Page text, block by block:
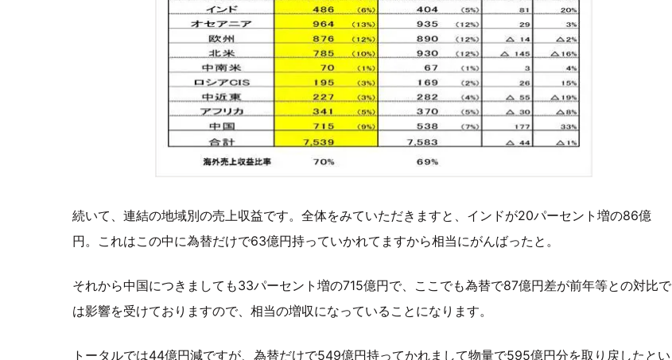
続いて、連結の地域別の売上収益です。全体をみていただきますと、インドが20パーセント増の86億
円。これはこの中に為替だけで63億円持っていかれてますから相当にがんばったと。
それから中国につきましても33パーセント増の715億円で、ここでも為替で87億円差が前年等との対比で
は影響を受けておりますので、相当の増収になっていることになります。
トータルでは44億円減ですが、為替だけで549億円持ってかれまして物量で595億円分を取り戻したとい